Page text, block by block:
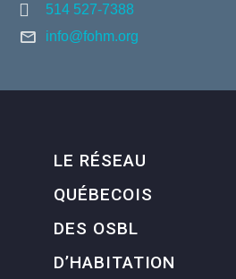
514 527-7388
info@fohm.org
LE RÉSEAU
QUÉBECOIS
DES OSBL
D’HABITATION